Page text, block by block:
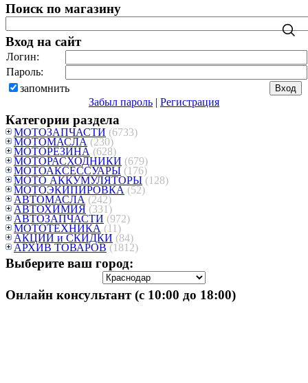
Поиск по магазину
Вход на сайт
Логин:
Пароль:
запомнить
Забыл пароль | Регистрация
Категории раздела
МОТОЗАПЧАСТИ (6733)
МОТОМАСЛА (230)
МОТОРЕЗИНА (628)
МОТОРАСХОДНИКИ (679)
МОТОАКСЕССУАРЫ (176)
МОТО АККУМУЛЯТОРЫ (128)
МОТОЭКИПИРОВКА (52)
АВТОМАСЛА (242)
АВТОХИМИЯ (331)
АВТОЗАПЧАСТИ (972)
МОТОТЕХНИКА (11)
АКЦИИ и СКИДКИ (84)
АРХИВ ТОВАРОВ (1812)
Выберите ваш город:
Онлайн консультант (с 10:00 до 18:00)